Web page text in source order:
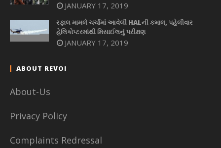
JANUARY 17, 2019
રફાલ મામલે ચર્ચામાં આવેલી HALની કમાલ, પહેલીવાર
હેલિકોપ્ટરમાંથી મિસાઈલનું પરીક્ષણ
JANUARY 17, 2019
ABOUT REVOI
About-Us
Privacy Policy
Complaints Redressal